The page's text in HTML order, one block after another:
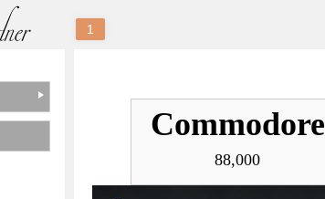
1
Commodore
88,000